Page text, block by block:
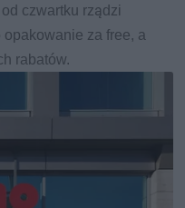
czwartku rządzi
opakowanie za free, a
rabatów.